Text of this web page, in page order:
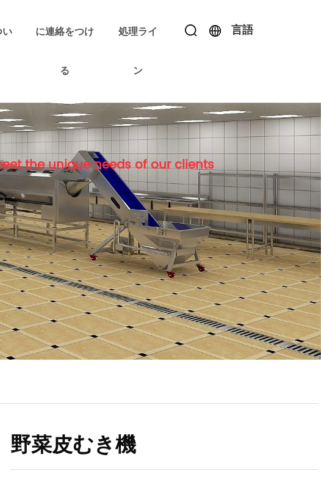
に連絡をつけ
る
処理ライ
ン
言語
the unique needs of our clients
野菜皮むき機